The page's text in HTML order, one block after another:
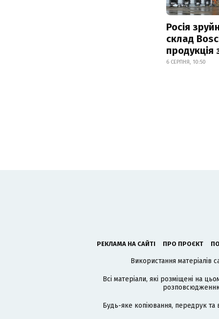
Росія
склад
6 СЕРПНЯ, 10:50
РЕКЛАМА НА САЙТІ ПРО ПРОЄКТ
Використання матеріалів
Всі матеріали, які розміщені на
розповсюдженню
Будь-яке копіювання, передрук та